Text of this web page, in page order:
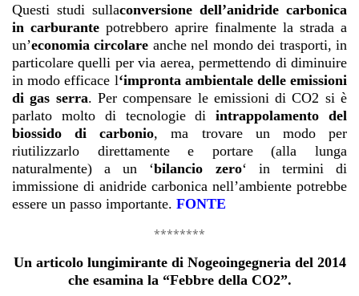
Questi studi sullaconversione dell’anidride carbonica
in carburante potrebbero aprire finalmente la strada a
un’economia circolare anche nel mondo dei trasporti, in
particolare quelli per via aerea, permettendo di diminuire
in modo efficace l‘impronta ambientale delle emissioni
di gas serra. Per compensare le emissioni di CO2 si è
parlato molto di tecnologie diintrappolamento del
biossido di carbonio, ma trovare un modo per
riutilizzarlo direttamente e portare (alla lunga
naturalmente) a un ‘bilancio zero‘ in termini di
immissione di anidride carbonica nell’ambiente potrebbe
essere un passo importante. FONTE
********
Un articolo lungimirante di Nogeoingegneria del 2014
che esamina la “Febbre della CO2”.